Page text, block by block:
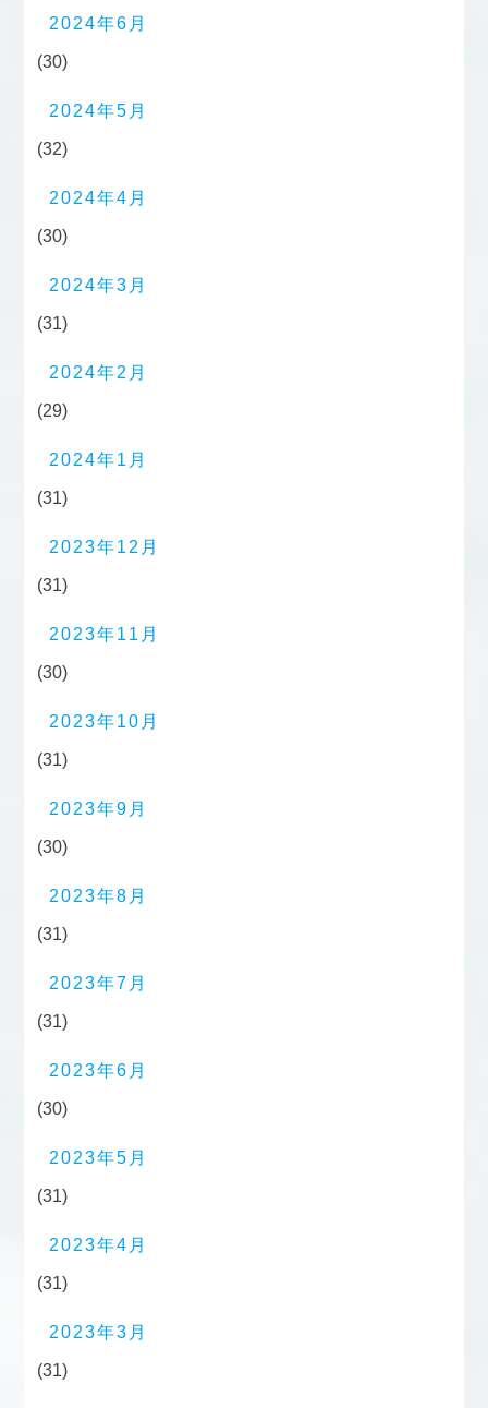
2024年6月
(30)
2024年5月
(32)
2024年4月
(30)
2024年3月
(31)
2024年2月
(29)
2024年1月
(31)
2023年12月
(31)
2023年11月
(30)
2023年10月
(31)
2023年9月
(30)
2023年8月
(31)
2023年7月
(31)
2023年6月
(30)
2023年5月
(31)
2023年4月
(31)
2023年3月
(31)